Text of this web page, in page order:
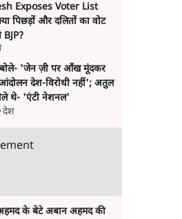
Exposes Voter List
पिछड़ों और दलितों का वोट
BJP?
'जेन ज़ी पर आँख मूंदकर
देश-विरोधी नहीं'; अतुल
थे- 'एंटी नेशनल'
देश
के बेटे अबान अहमद की